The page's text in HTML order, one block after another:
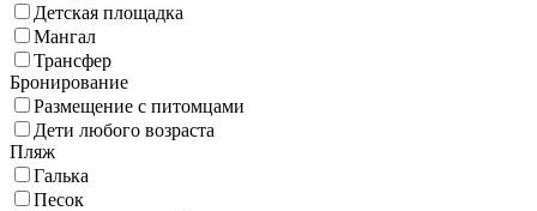
Детская площадка
Мангал
Трансфер
Бронирование
Размещение с питомцами
Дети любого возраста
Пляж
Галька
Песок